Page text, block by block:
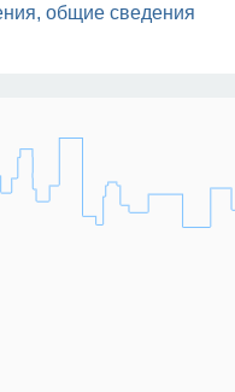
общие сведения